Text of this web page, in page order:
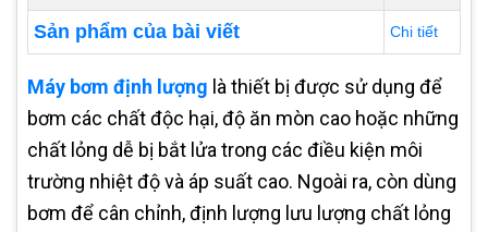
Sản phẩm của bài viết Chi tiết
Máy bơm định lượng là thiết bị được sử dụng để
bơm các chất độc hại, độ ăn mòn cao hoặc những
chất lỏng dễ bị bắt lửa trong các điều kiện môi
trường nhiệt độ và áp suất cao. Ngoài ra, còn dùng
bơm để cân chỉnh, định lượng lưu lượng chất lỏng